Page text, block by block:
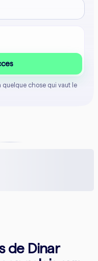
quelque chose qui vaut le
de Dinar